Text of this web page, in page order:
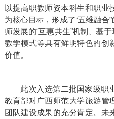
以提高职教师资本科生和职业
为核心目标，形成了“五维融合
师发展的“互惠共生”机制、基
教学模式等具有鲜明特色的创
价值。
此次入选第二批国家级职
教育部对广西师范大学旅游管
团队建设成果的充分肯定。未